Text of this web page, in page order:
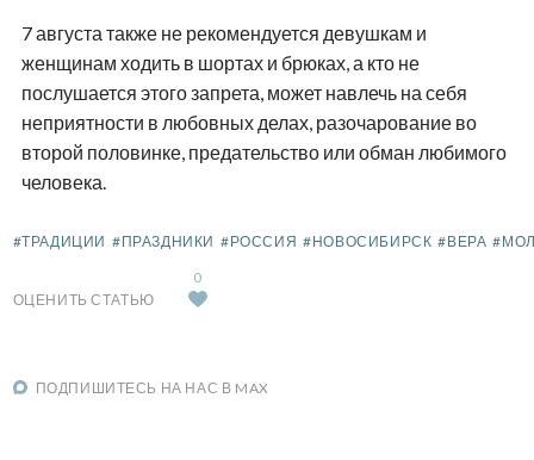
7 августа также не рекомендуется девушкам и
женщинам ходить в шортах и брюках, а кто не
послушается этого запрета, может навлечь на себя
неприятности в любовных делах, разочарование во
второй половинке, предательство или обман любимого
человека.
#ТРАДИЦИИ #ПРАЗДНИКИ #РОССИЯ #НОВОСИБИРСК #ВЕРА
ОЦЕНИТЬ СТАТЬЮ
0
ПОДПИШИТЕСЬ НА НАС В MAX